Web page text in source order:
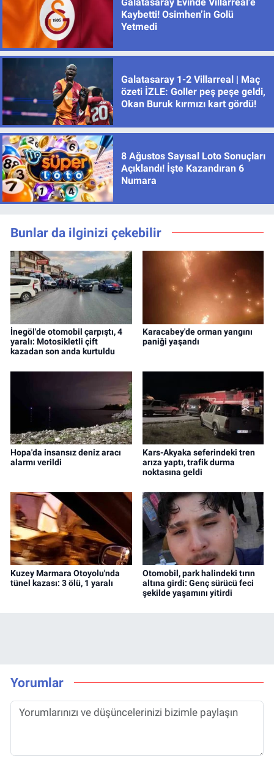
Kaybetti! Osimhen’in Golü
Yetmedi
Galatasaray 1-2 Villarreal | Maç
özeti İZLE: Goller peş peşe geldi,
Okan Buruk kırmızı kart gördü!
8 Ağustos Sayısal Loto Sonuçları
Açıklandı! İşte Kazandıran 6
Numara
Bunlar da ilginizi çekebilir
İnegöl'de otomobil çarpıştı, 4
yaralı: Motosikletli çift
kazadan son anda kurtuldu
Karacabey'de orman yangını
paniği yaşandı
Hopa'da insansız deniz aracı
alarmı verildi
Kars-Akyaka seferindeki tren
arıza yaptı, trafik durma
noktasına geldi
Kuzey Marmara Otoyolu'nda
tünel kazası: 3 ölü, 1 yaralı
Otomobil, park halindeki tırın
altına girdi: Genç sürücü feci
şekilde yaşamını yitirdi
Yorumlar